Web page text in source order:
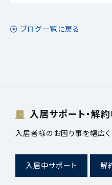
ブログ一覧に戻る
入居サポート・解
入居者様のお困り事を幅広く
入居中サポート 解